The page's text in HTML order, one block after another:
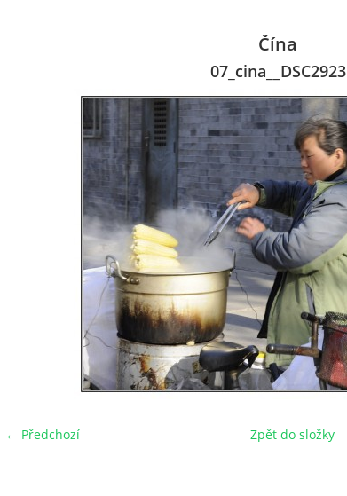
Čína
07_cina__DSC2923
← Předchozí Zpět do složky